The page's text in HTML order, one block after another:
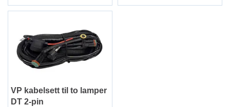
VP kabelsett til to lamper
DT 2-pin